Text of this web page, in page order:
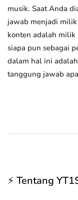
musik. Saat Anda
jawab menjadi
konten adalah milik
siapa pun sebagai
dalam hal ini
tanggung jawab
⚡ Tentang